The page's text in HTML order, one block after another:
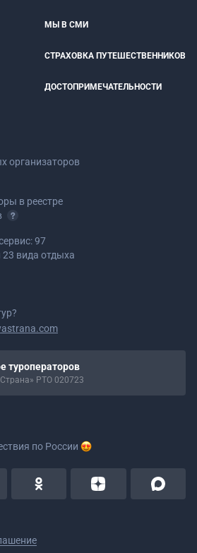
МЫ В СМИ
СТРАХОВКА ПУТЕШЕСТВЕННИКОВ
ДОСТОПРИМЕЧАТЕЛЬНОСТИ
организаторов
в реестре
97
вида отдыха
туроператоров
РТО 020723
по России